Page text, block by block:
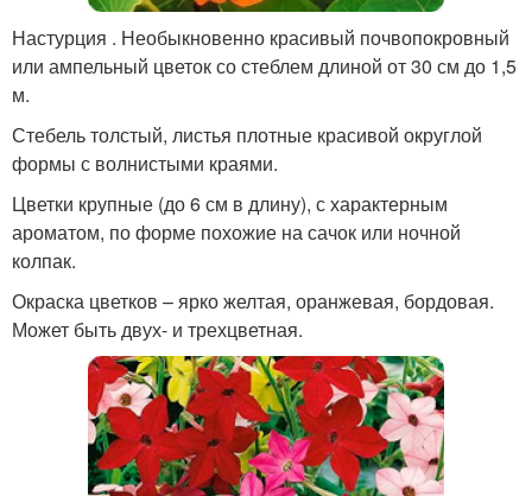
Настурция . Необыкновенно красивый почвопокровный
или ампельный цветок со стеблем длиной от 30 см до 1,5
м.
Стебель толстый, листья плотные красивой округлой
формы с волнистыми краями.
Цветки крупные (до 6 см в длину), с характерным
ароматом, по форме похожие на сачок или ночной
колпак.
Окраска цветков – ярко желтая, оранжевая, бордовая.
Может быть двух- и трехцветная.